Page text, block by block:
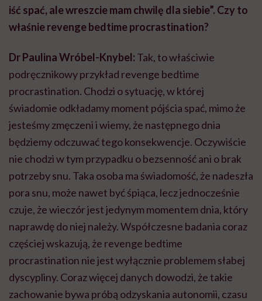
iść spać, ale wreszcie mam chwilę dla siebie”. Czy to
właśnie revenge bedtime procrastination?
Dr Paulina Wróbel-Knybel: Tak, to właściwie
podręcznikowy przykład revenge bedtime
procrastination. Chodzi o sytuację, w której
świadomie odkładamy moment pójścia spać, mimo że
jesteśmy zmęczeni i wiemy, że następnego dnia
będziemy odczuwać tego konsekwencje. Oczywiście
nie chodzi w tym przypadku o bezsenność ani o brak
potrzeby snu. Taka osoba ma świadomość, że nadeszła
pora snu, może nawet być śpiąca, lecz jednocześnie
czuje, że wieczór jest jedynym momentem dnia, który
naprawdę do niej należy. Współczesne badania coraz
częściej wskazują, że revenge bedtime
procrastination nie jest wyłącznie problemem słabej
dyscypliny. Coraz więcej danych dowodzi, że takie
zachowanie bywa próbą odzyskania autonomii, czasu